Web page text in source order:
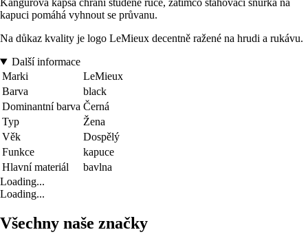
Kangurová kapsa chrání studené ruce, zatímco stahovací šňůrka na
kapuci pomáhá vyhnout se průvanu.
Na důkaz kvality je logo LeMieux decentně ražené na hrudi a rukávu.
Další informace
Marki
LeMieux
Barva
black
Dominantní barva Černá
Typ
Žena
Věk
Dospělý
Funkce
kapuce
Hlavní materiál
bavlna
Loading...
Loading...
Všechny naše značky